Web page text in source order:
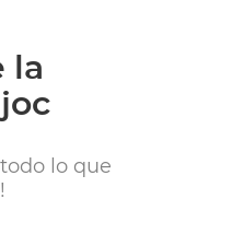
la
lo que